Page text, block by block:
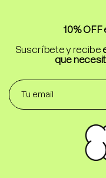
10%
Suscríbete y recibe
que